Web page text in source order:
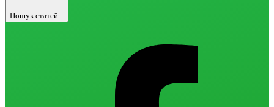
Пошук статей...